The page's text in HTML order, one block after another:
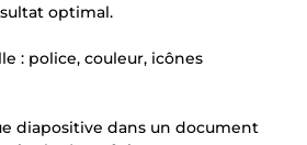
optimal.
: police, couleur, icônes
diapositive dans un document